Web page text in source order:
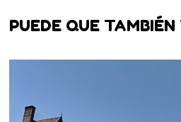
PUEDE QUE TAMBIÉN